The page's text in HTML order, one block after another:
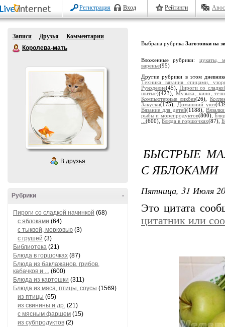
Регистрация Вход Рейтинги
Записи Друзья
Комментарии
Королева-мать
В друзья
-
Рубрики
Пироги со сладкой начинкой (68)
с яблоками (64)
с тыквой, морковью (3)
с грушей (3)
Библиотека (21)
Блюда в горшочках (87)
Блюда из баклажанов, грибов,
кабачков и ... (600)
Блюда из картошки (311)
Блюда из мяса, птицы, соусы (1569)
из птицы (65)
из свинины и др. (21)
с мясным фаршем (15)
из субпродуктов (2)
Выбрана рубрика Заготовки на
Вложенные рубрики: цукаты,
варенье(95)
Другие рубрики в этом
Техника вязания спицами,
Рукоделие(45),Пироги со
шитые)(423),Музыка, кино,
Компьютерные ликбез(26),
Закуски(175), Домашний уют
Вязание для детей(1188),
рыбы и морепродуктов(800),
(600), Блюда в горшочках(87),
БЫСТРЫЕ
С ЯБЛОКАМИ
Пятница, 31 Июля
Это цитата
цитатник или